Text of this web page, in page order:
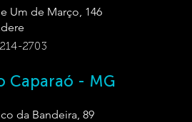
Um de Março, 146
2703
Caparaó - MG
da Bandeira, 89